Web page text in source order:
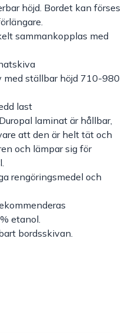
höjd. Bordet kan förses
sammankopplas med
ställbar höjd 710-980
last
laminat är hållbar,
att den är helt tät och
och lämpar sig för
rengöringsmedel och
etanol.
bordsskivan.